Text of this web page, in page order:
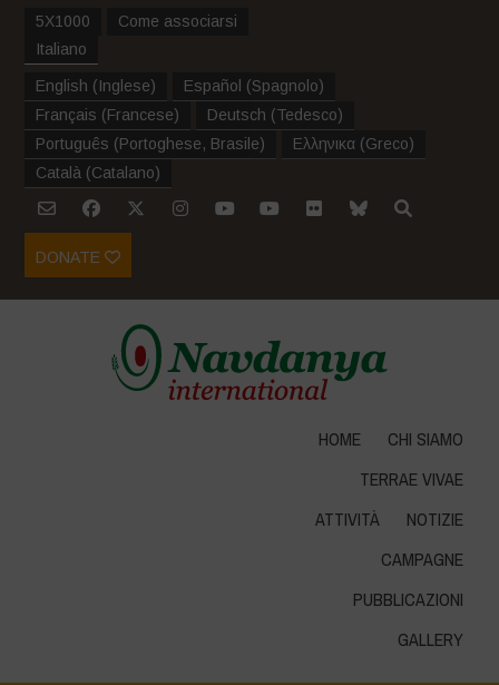
5X1000
Come associarsi
Italiano
English (Inglese) Español (Spagnolo)
Français (Francese) Deutsch (Tedesco)
Português (Portoghese, Brasile) Ελληνικα (Greco)
Català (Catalano)
DONATE
HOME
CHI SIAMO
TERRAE VIVAE
ATTIVITÀ
NOTIZIE
CAMPAGNE
PUBBLICAZIONI
GALLERY